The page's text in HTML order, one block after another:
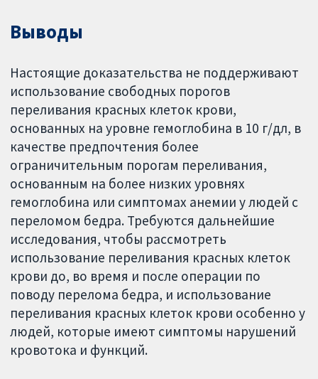
Выводы
Настоящие доказательства не поддерживают
использование свободных порогов
переливания красных клеток крови,
основанных на уровне гемоглобина в 10 г/дл, в
качестве предпочтения более
ограничительным порогам переливания,
основанным на более низких уровнях
гемоглобина или симптомах анемии у людей с
переломом бедра. Требуются дальнейшие
исследования, чтобы рассмотреть
использование переливания красных клеток
крови до, во время и после операции по
поводу перелома бедра, и использование
переливания красных клеток крови особенно у
людей, которые имеют симптомы нарушений
кровотока и функций.